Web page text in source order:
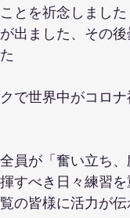
とを祈念しました
出ました、その
で世界中がコロナ
員が「奮い立ち
すべき日々練習
の皆様に活力が